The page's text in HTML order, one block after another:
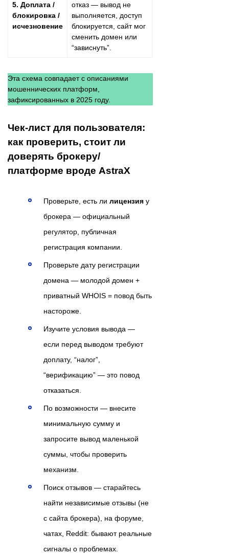
5. Доплата /
блокировка /
исчезновение
отказ — вывод не
выполняется, доступ
блокируется, сайт мог
сменить домен или
“зависнуть”.
Эта схема совпадает с описаниями
мошеннических платформ,
зафиксированных в 2025 году.
Чек-лист для пользователя:
как проверить, стоит ли
доверять брокеру/
платформе вроде AstraX
Проверьте, есть ли лицензия у
брокера — официальный
регулятор, публичная
регистрация компании.
Проверьте дату регистрации
домена — молодой домен +
приватный WHOIS = повод быть
настороже.
Изучите условия вывода —
если перед выводом требуют
доплату, “налог”,
“верификацию” — это повод
отказаться.
По возможности — внесите
минимальную сумму и
запросите вывод маленькой
суммы, чтобы проверить
механизм.
Поиск отзывов — старайтесь
найти независимые отзывы (не
с сайта брокера), на форуме,
чатах, Reddit: бывают реальные
сигналы о проблемах.